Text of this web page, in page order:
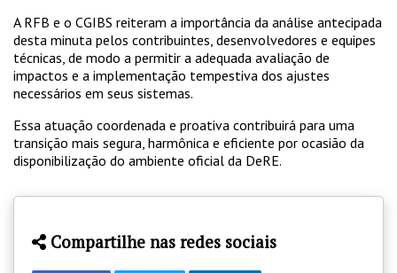
A RFB e o CGIBS reiteram a importância da análise antecipada
desta minuta pelos contribuintes, desenvolvedores e equipes
técnicas, de modo a permitir a adequada avaliação de
impactos e a implementação tempestiva dos ajustes
necessários em seus sistemas.
Essa atuação coordenada e proativa contribuirá para uma
transição mais segura, harmônica e eficiente por ocasião da
disponibilização do ambiente oficial da DeRE.
Compartilhe nas redes sociais